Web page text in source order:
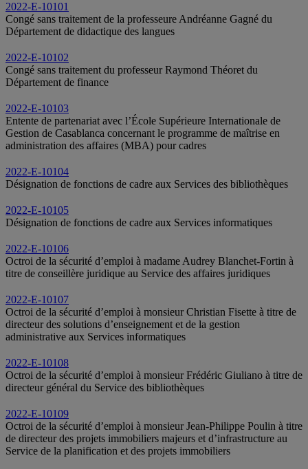
2022-E-10101
Congé sans traitement de la professeure Andréanne Gagné du
Département de didactique des langues
2022-E-10102
Congé sans traitement du professeur Raymond Théoret du
Département de finance
2022-E-10103
Entente de partenariat avec l’École Supérieure Internationale de
Gestion de Casablanca concernant le programme de maîtrise en
administration des affaires (MBA) pour cadres
2022-E-10104
Désignation de fonctions de cadre aux Services des bibliothèques
2022-E-10105
Désignation de fonctions de cadre aux Services informatiques
2022-E-10106
Octroi de la sécurité d’emploi à madame Audrey Blanchet-Fortin à
titre de conseillère juridique au Service des affaires juridiques
2022-E-10107
Octroi de la sécurité d’emploi à monsieur Christian Fisette à titre de
directeur des solutions d’enseignement et de la gestion
administrative aux Services informatiques
2022-E-10108
Octroi de la sécurité d’emploi à monsieur Frédéric Giuliano à titre de
directeur général du Service des bibliothèques
2022-E-10109
Octroi de la sécurité d’emploi à monsieur Jean-Philippe Poulin à titre
de directeur des projets immobiliers majeurs et d’infrastructure au
Service de la planification et des projets immobiliers